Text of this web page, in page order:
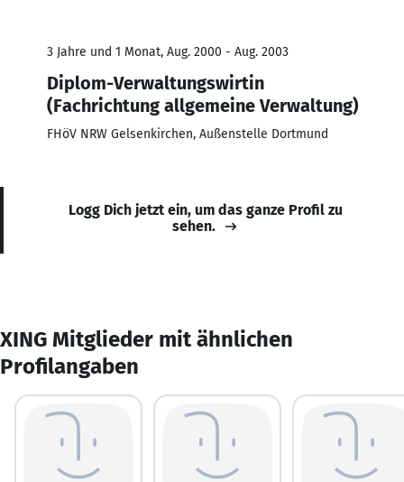
3 Jahre und 1 Monat, Aug. 2000 - Aug. 2003
Diplom-Verwaltungswirtin
(Fachrichtung allgemeine Verwaltung)
FHöV NRW Gelsenkirchen, Außenstelle Dortmund
Logg Dich jetzt ein, um das ganze Profil zu
sehen.
XING Mitglieder mit ähnlichen
Profilangaben